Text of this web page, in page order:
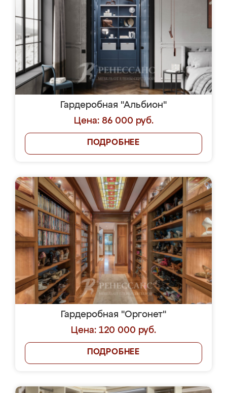
Гардеробная "Альбион"
Цена: 86 000 руб.
ПОДРОБНЕЕ
Гардеробная "Оргонет"
Цена: 120 000 руб.
ПОДРОБНЕЕ